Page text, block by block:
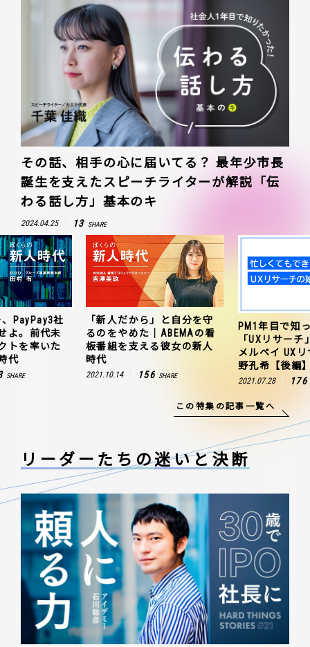
その話、相手の心に届いてる？ 最年少市長
誕生を支えたスピーチライターが解説「伝
わる話し方」基本のキ
2024.04.25 13 SHARE
PayPay3社
よ。前代未
トを率いた
代
SHARE
「新人だから」と自分を守
るのをやめた｜ABEMAの看
板番組を支える彼女の新人
時代
2021.10.14 156 SHARE
PM1年目で知
「UXリサー
メルペイ UX
野孔希【後編
2021.07.28 176
この特集の記事一覧へ
リーダーたちの迷いと決断